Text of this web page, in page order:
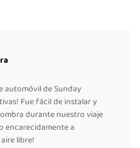
automóvil de Sunday
Fue fácil de instalar y
durante nuestro viaje
encarecidamente a
libre!